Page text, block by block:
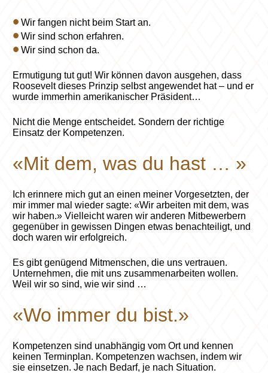
Wir fangen nicht beim Start an.
Wir sind schon erfahren.
Wir sind schon da.
Ermutigung tut gut! Wir können davon ausgehen, dass
Roosevelt dieses Prinzip selbst angewendet hat – und er
wurde immerhin amerikanischer Präsident…
Nicht die Menge entscheidet. Sondern der richtige
Einsatz der Kompetenzen.
«Mit dem, was du hast … »
Ich erinnere mich gut an einen meiner Vorgesetzten, der
mir immer mal wieder sagte: «Wir arbeiten mit dem, was
wir haben.» Vielleicht waren wir anderen Mitbewerbern
gegenüber in gewissen Dingen etwas benachteiligt, und
doch waren wir erfolgreich.
Es gibt genügend Mitmenschen, die uns vertrauen.
Unternehmen, die mit uns zusammenarbeiten wollen.
Weil wir so sind, wie wir sind …
«Wo immer du bist.»
Kompetenzen sind unabhängig vom Ort und kennen
keinen Terminplan. Kompetenzen wachsen, indem wir
sie einsetzen. Je nach Bedarf, je nach Situation.